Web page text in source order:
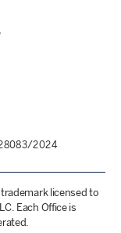
2024
licensed to
Each Office is